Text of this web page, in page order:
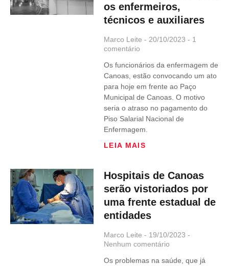
os enfermeiros,
técnicos e auxiliares
Marco Leite 20/10/2023
1
comentário
Os funcionários da enfermagem de
Canoas, estão convocando um ato
para hoje em frente ao Paço
Municipal de Canoas. O motivo
seria o atraso no pagamento do
Piso Salarial Nacional de
Enfermagem.
LEIA MAIS
Hospitais de Canoas
serão vistoriados por
uma frente estadual de
entidades
Marco Leite
19/10/2023
Nenhum comentário
Os problemas na saúde, que já